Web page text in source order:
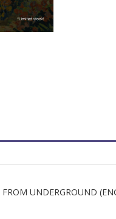
UNDERGROUND